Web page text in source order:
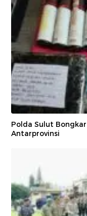
Polda Sulut
Antarprovinsi